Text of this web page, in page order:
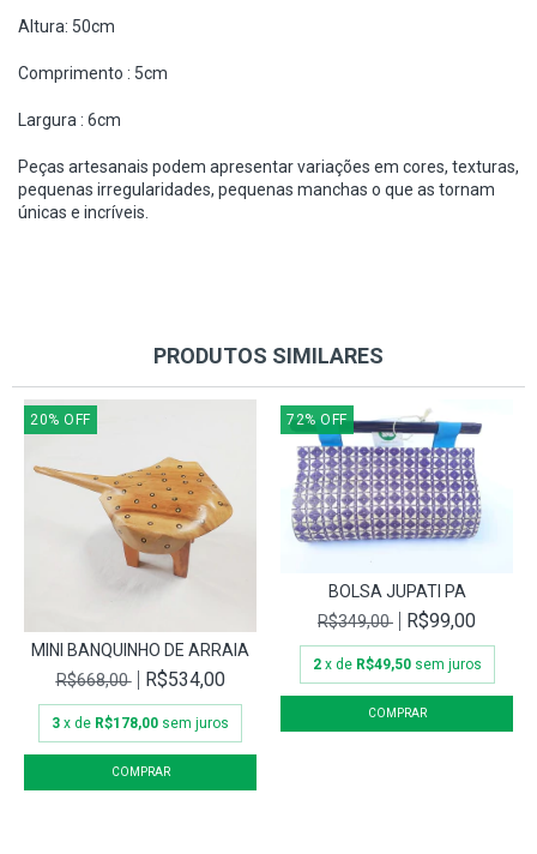
Altura: 50cm
Comprimento : 5cm
Largura : 6cm
Peças artesanais podem apresentar variações em cores, texturas,
pequenas irregularidades, pequenas manchas o que as tornam
únicas e incríveis.
PRODUTOS SIMILARES
20% OFF
MINI BANQUINHO DE ARRAIA
R$668,00
R$534,00
3 x de R$178,00 sem juros
72% OFF
BOLSA JUPATI PA
R$349,00
R$99,00
2 x de R$49,50 sem juros